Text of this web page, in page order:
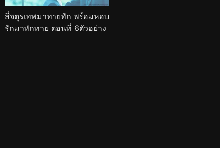
สี่จตุรเทพมาทายทัก พร้อมหอบ
รักมาทักทาย ตอนที่ 6ตัวอย่าง